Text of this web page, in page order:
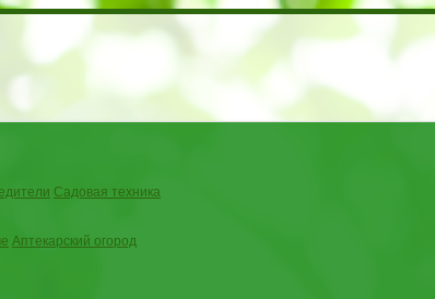
Садовая техника
Аптекарский огород